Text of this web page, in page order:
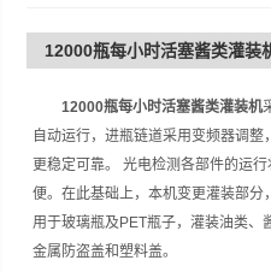
12000瓶每小时活塞酱类灌装
12000瓶每小时活塞酱类灌装机
自动运行，进瓶链道采用变频器调
更稳定可靠。 光电检测各部件的运
便。在此基础上，本机变更灌装部
用于玻璃瓶及PET瓶子，灌装油类、
金属防盗盖和塑料盖。